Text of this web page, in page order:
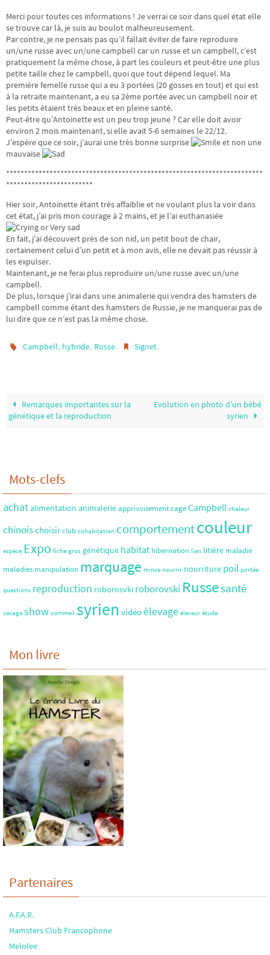
Merci pour toutes ces informations ! Je verrai ce soir dans quel état elle
se trouve car là, je suis au boulot malheureusement.
Par contre, je ne pensais pas qu’il fallait éviter de faire reproduire
un/une russe avec un/une campbell car un russe et un campbell, c’est
pratiquement la même chose, à part les couleurs et peut-être une plus
petite taille chez le campbell, quoi que tout dépend lequel. Ma
première femelle russe qui a eu 3 portées (20 gosses en tout) et qui est
à la retraite maintenant, a eu sa 2ème portée avec un campbell noir et
les petits étaient très beaux et en pleine santé.
Peut-être qu’Antoinette est un peu trop jeune ? Car elle doit avoir
environ 2 mois maintenant, si elle avait 5-6 semaines le 22/12.
J’espère que ce soir, j’aurai une très bonne surprise
et non une
mauvaise
***********************************************************************
************************
Hier soir, Antoinette étant très affaiblie et ne voulant plus la voir dans
cet état, j’ai pris mon courage à 2 mains, et je l’ai euthanasiée
En fait, j’ai découvert près de son nid, un petit bout de chair,
certainement celui d’un petit et à mon avis, elle ne devait pas réussir à
les expulser.
Maintenant, je ne ferai plus reproduire un/une russe avec un/une
campbell.
De plus, lorsque j’irai dans une animalerie qui vendra des hamsters de
campbell comme étant des hamsters de Russie, je ne manquerai pas de
lui dire que ce n’est pas la même chose.
Campbell, hybride, Russe. Signet.
Remarques importantes sur la
génétique et la reproduction
Evolution en photo d’un bébé
syrien
Mots-clefs
achatalimentation animalerieapprivoisementcageCampbell chaleur
chinoischoisirclub cohabitation comportementcouleur
espèce Expo fiche gros génétique habitat hibernation lien litière maladie
maladies manipulation marquage mince nourrir nourriture poil portée
questions reproduction roborosvki roborovski Russesanté
sexage show sommeil syrien vidéoélevage éleveur étude
Mon livre
Partenaires
A.F.A.R.
Hamsters Club Francophone
Melolee